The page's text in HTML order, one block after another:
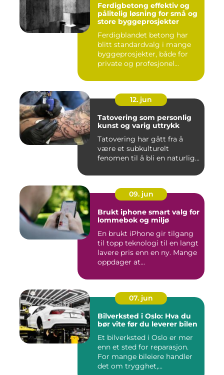
Ferdigbetong effektiv og
pålitelig løsning for små og
store byggeprosjekter
Ferdigblandet betong har
blitt standardvalg i mange
byggeprosjekter, både for
private og profesjonel...
12. jun
Tatovering som personlig
kunst og varig uttrykk
Tatovering har gått fra å
være et subkulturelt
fenomen til å bli en naturlig...
09. jun
Brukt iphone smart valg for
lommebok og miljø
En brukt iPhone gir tilgang
til topp teknologi til en langt
lavere pris enn en ny. Mange
oppdager at...
07. jun
Bilverksted i Oslo: Hva du
bør vite før du leverer bilen
Et bilverksted i Oslo er mer
enn et sted for reparasjon.
For mange bileiere handler
det om trygghet,...